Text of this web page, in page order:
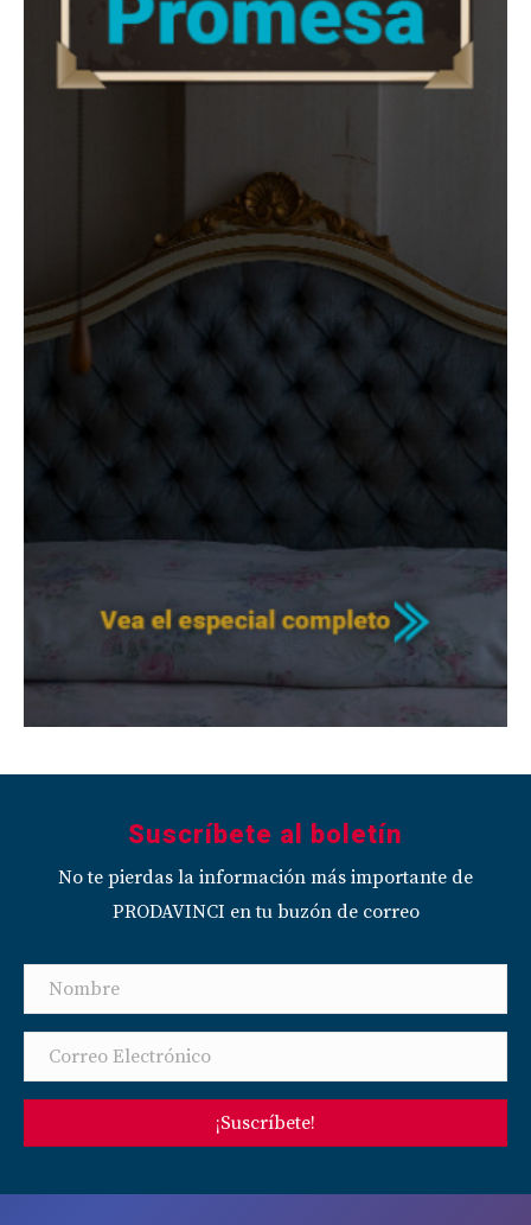
Suscríbete al boletín
No te pierdas la información más importante de
PRODAVINCI en tu buzón de correo
¡Suscríbete!